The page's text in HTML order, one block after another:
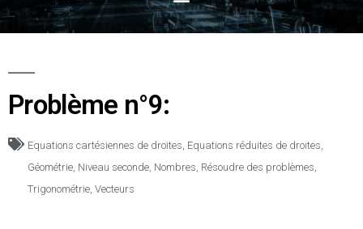
Problème n°9:
Equations cartésiennes de droites, Equations réduites de droites,
Géométrie, Niveau seconde, Nombres, Résoudre des problèmes,
Trigonométrie, Vecteurs